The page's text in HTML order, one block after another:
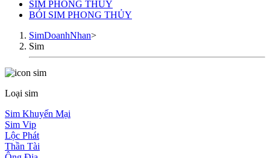
SIM PHONG THỦY
BÓI SIM PHONG THỦY
SimDoanhNhan>
Sim
Loại sim
Sim Khuyến Mại
Sim Vip
Lộc Phát
Thần Tài